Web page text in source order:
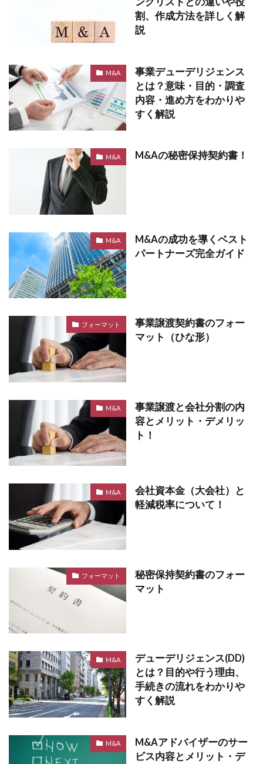
割、作成方法を詳しく解
説
M&A
事業デューデリジェンス
とは？意味・目的・調査
内容・進め方をわかりや
すく解説
M&A M&Aの秘密保持契約書！
M&A
M&Aの成功を導くベスト
パートナーズ完全ガイド
フォーマット
事業譲渡契約書のフォー
マット（ひな形）
M&A
事業譲渡と会社分割の内
容とメリット・デメリッ
ト！
M&A
会社資本金（大会社）と
軽減税率について！
フォーマット
秘密保持契約書のフォー
マット
M&A
デューデリジェンス(DD)
とは？目的や行う理由、
手続きの流れをわかりや
すく解説
M&A
M&Aアドバイザーのサー
ビス内容とメリット・デ